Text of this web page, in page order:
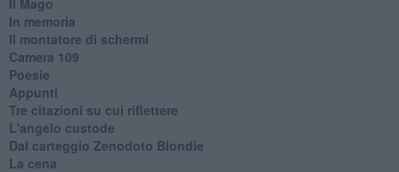
In memoria
Il montatore di schermi
Camera 109
Poesie
Appunti
Tre citazioni su cui riflettere
L'angelo custode
Dal carteggio Zenodoto Blondie
La cena